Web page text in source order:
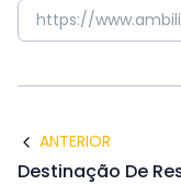
ANTERIOR
Destinação De